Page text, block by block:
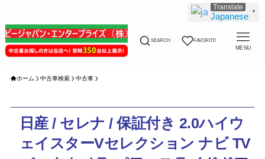
SEARCH FAVORITE
MENU
ホーム 中古車検索 中古車
日産 / セレナ / 保証付き 2.0ハイウ
ェイスターVセレクション ナビ TV
Japanese ▼